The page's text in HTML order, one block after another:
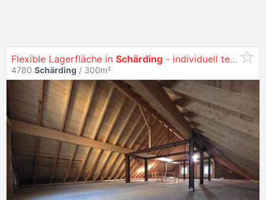
Flexible Lagerfläche in Schärding - individuell teilbar
4780 Schärding / 300m²